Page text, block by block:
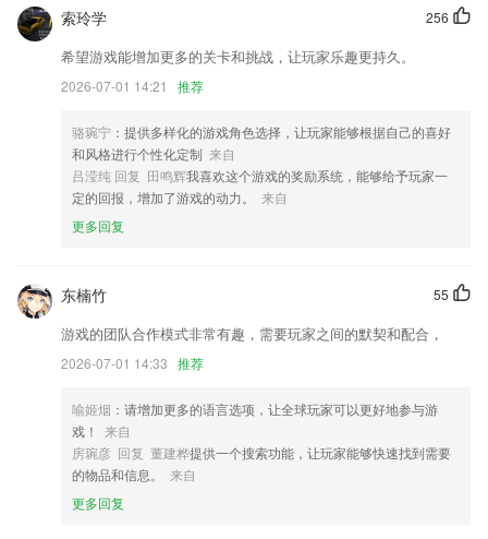
优化了性能，修复了一些问题
增加未输入文字不可发布状态，调整页面右上角草稿与发布按钮的间距
新增「3D塑颜」3D面部转向调整，自然重塑面部方向
新增部分专题模板，新增新闻快讯
[修复] 新版手机管家显示电池温度异常 (@GSWXXN)
联系我们
以上就是星月壹号棋牌的介绍，如果您喜欢这款软件，您可以到应用商店
进行打分评论，说出您的使用经历，以帮助我们更好的对产品进行优化修
256
索玲学
希望游戏能增加更多的关卡和挑战，让玩家乐趣更持久。
2026-07-01 14:21 推荐
骆琬宁 ：提供多样化的游戏角色选择，让玩家能够根据自己的喜好
和风格进行个性化定制 来自
吕滢纯 回复 田鸣辉我喜欢这个游戏的奖励系统，能够给予玩家一
定的回报，增加了游戏的动力。
来自
更多回复
55
东楠竹
游戏的团队合作模式非常有趣，需要玩家之间的默契和配合，
2026-07-01 14:33 推荐
喻姬烟 ：请增加更多的语言选项，让全球玩家可以更好地参与游
戏！
来自
房琬彦 回复 董建桦提供一个搜索功能，让玩家能够快速找到需要
的物品和信息。
来自
更多回复